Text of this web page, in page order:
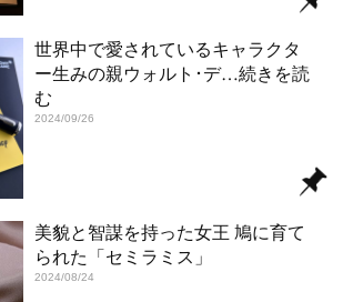
世界中で愛されているキャラクタ
ー生みの親ウォルト･デ…続きを読
む
2024/09/26
美貌と智謀を持った女王 鳩に育て
られた「セミラミス」
2024/08/24